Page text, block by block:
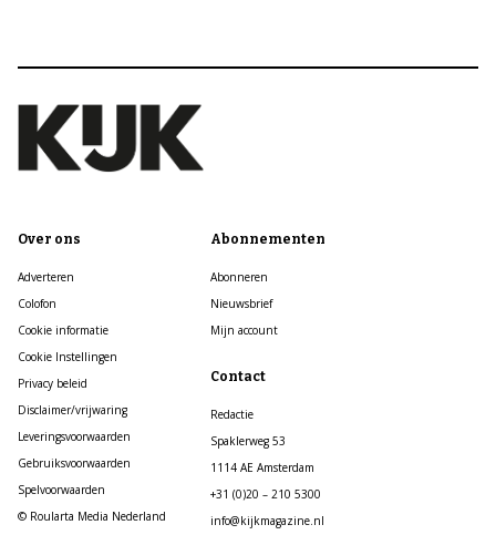
Over ons
Adverteren
Colofon
Cookie informatie
Cookie Instellingen
Privacy beleid
Disclaimer/vrijwaring
Leveringsvoorwaarden
Gebruiksvoorwaarden
Spelvoorwaarden
© Roularta Media Nederland
Abonnementen
Abonneren
Nieuwsbrief
Mijn account
Contact
Redactie
Spaklerweg 53
1114 AE Amsterdam
+31 (0)20 – 210 5300
info@kijkmagazine.nl